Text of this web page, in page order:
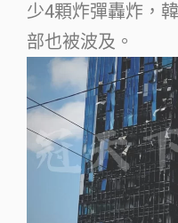
少4顆炸彈轟炸，
部也被波及。